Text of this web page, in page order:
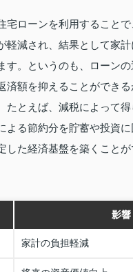
ローンを利用すること
減され、結果として家計
。というのも、ローン
額を抑えることができる
たとえば、減税によって
よる節約分を貯蓄や投資
た経済基盤を築くことが
影響
家計の負担軽減